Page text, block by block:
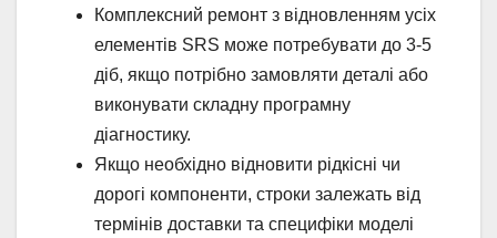
Комплексний ремонт з відновленням усіх
елементів SRS може потребувати до 3-5
діб, якщо потрібно замовляти деталі або
виконувати складну програмну
діагностику.
Якщо необхідно відновити рідкісні чи
дорогі компоненти, строки залежать від
термінів доставки та специфіки моделі